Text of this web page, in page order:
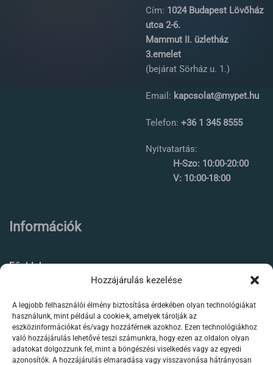
Hozzájárulás kezelése
A legjobb felhasználói élmény biztosítása érdekében olyan technológiákat
használunk, mint például a cookie-k, amelyek tárolják az
eszközinformációkat és/vagy hozzáférnek azokhoz. Ezen technológiákhoz
való hozzájárulás lehetővé teszi számunkra, hogy ezen az oldalon olyan
adatokat dolgozzunk fel, mint a böngészési viselkedés vagy az egyedi
azonosítók. A hozzájárulás elmaradása vagy visszavonása hátrányosan
Cím: 1024 Budapest Lövőház
utca 2-6.
Mammut II. üzletház
3.emelet
(bejárat Sörház u. 1.)
Email: kapcsolat@mypet.hu
Telefon: +36 1 345 8555
Nyitvatartás:
H-Szo: 10:00-20:00
V: 10:00-18:00
Információk
Főoldal
Élőállat kereskedés
Forgalmazott termékeink